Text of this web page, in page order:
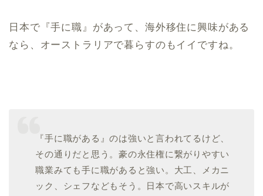
日本で『手に職』があって、海外移住に興味がある
なら、オーストラリアで暮らすのもイイですね。
『手に職がある』のは強いと言われてるけど、
その通りだと思う。豪の永住権に繋がりやすい
職業みても手に職があると強い。大工、メカニ
ック、シェフなどもそう。日本で高いスキルが